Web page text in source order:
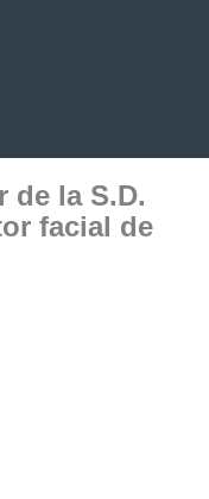
de la S.D.
facial de